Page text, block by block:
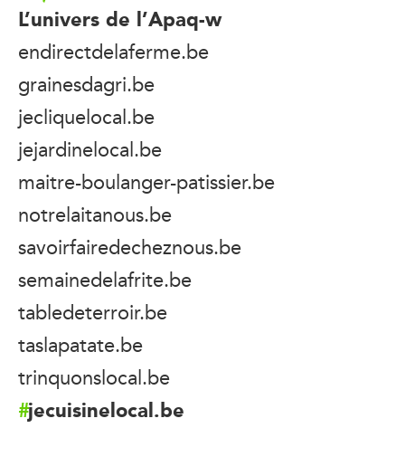
L’univers de l’Apaq-w
endirectdelaferme.be
grainesdagri.be
jecliquelocal.be
jejardinelocal.be
maitre-boulanger-patissier.be
notrelaitanous.be
savoirfairedecheznous.be
semainedelafrite.be
tabledeterroir.be
taslapatate.be
trinquonslocal.be
jecuisinelocal.be